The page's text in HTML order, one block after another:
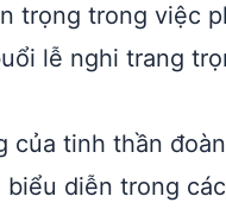
trọng trong việc
lễ nghi trang
của tinh thần
diễn trong